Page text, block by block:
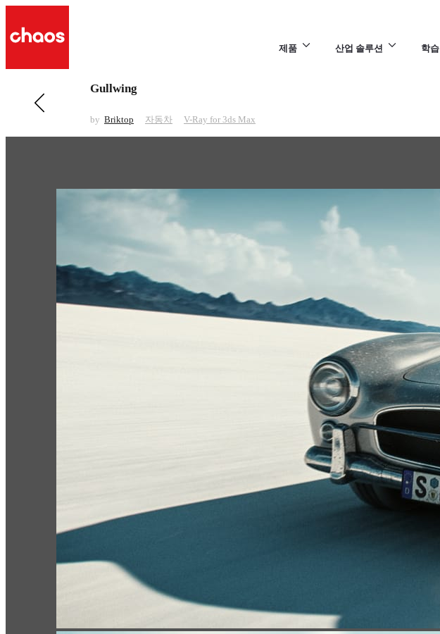
제품 산업 솔루션 학습
전 페이지 보기 자동차
Gullwing
by Briktop 자동차 V-Ray for 3ds Max